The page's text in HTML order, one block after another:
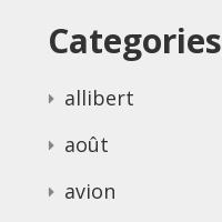
Categories
allibert
août
avion